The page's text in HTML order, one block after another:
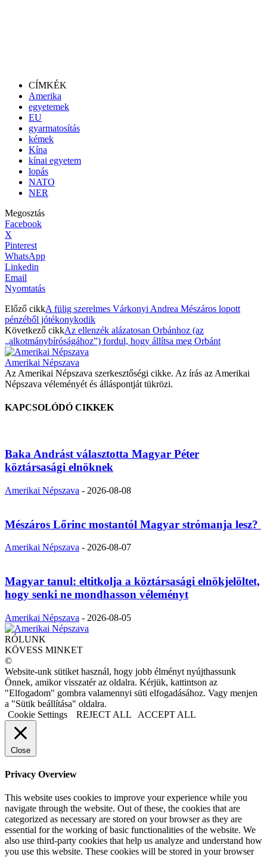
CÍMKÉK
Amerika
egyetemek
EU
gyarmatosítás
kémek
Kína
kínai egyetem
lopás
NATO
NER
Megosztás
Facebook
X
Pinterest
WhatsApp
Linkedin
Email
Nyomtatás
Előző cikkA fülig szerelmes Várkonyi Andrea Mészáros lopott
pénzéből jótékonykodik
Következő cikkAz ellenzék alázatosan Orbánhoz (az
„alkotmánybíróságához”) fordul, hogy állítsa meg Orbánt
Amerikai Népszava
Az Amerikai Népszava szerkesztőségi cikke. Az írás az Amerikai
Népszava véleményét és álláspontját tükrözi.
KAPCSOLÓDÓ CIKKEK
Baka Andrást választotta Magyar Péter
köztársasági elnöknek
Amerikai Népszava - 2026-08-08
Mészáros Lőrinc mostantól Magyar strómanja lesz?
Amerikai Népszava - 2026-08-07
Magyar tanul: eltitkolja a köztársasági elnökjelöltet,
hogy senki ne mondhasson véleményt
Amerikai Népszava - 2026-08-05
RÓLUNK
KÖVESS MINKET
©
Website-unk sütiket használ, hogy jobb élményt nyújthassunk
Önnek, amikor visszatér az oldalra. Kérjük, kattintson az
"Elfogadom" gombra valamennyi süti elfogadásához. Vagy menjen
a "Sütik beállítása" oldalra.
Cookie Settings
REJECT ALL ACCEPT ALL
Close
Privacy Overview
This website uses cookies to improve your experience while you
navigate through the website. Out of these, the cookies that are
categorized as necessary are stored on your browser as they are
essential for the working of basic functionalities of the website. We
also use third-party cookies that help us analyze and understand how
you use this website. These cookies will be stored in your browser